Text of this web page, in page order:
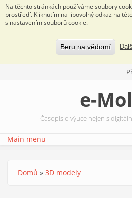
Na těchto stránkách používáme soubory
prostředí. Kliknutím na libovolný odkaz na
s nastavením souborů cookie.
Beru na vědomí
e-
Časopis o výuce nejen s
Main menu
Jste zde
Domů » 3D modely